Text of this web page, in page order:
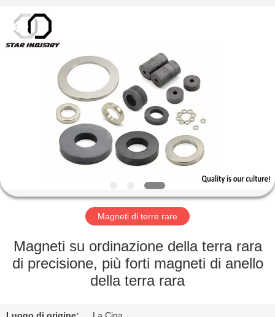
PRODOTTI
GIRO
FABBRICA
CONTROLLO
fornitore.
Copyright
2021
Magneti di terre rare
Magneti su ordinazione della terra rara
di precisione, più forti magneti di anello
della terra rara